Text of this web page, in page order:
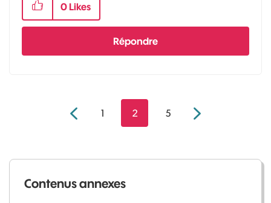
0 Likes
Répondre
1 2 5
Contenus annexes